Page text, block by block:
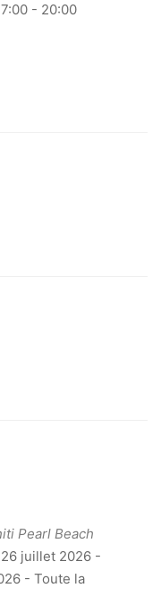
- 20:00
Pearl Beach
juillet 2026 -
- Toute la